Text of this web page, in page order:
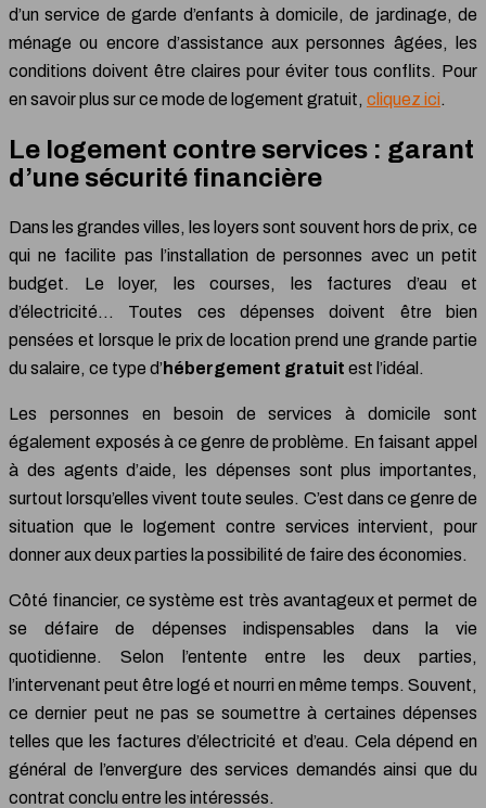
d’un service de garde d’enfants à domicile, de jardinage, de
ménage ou encore d’assistance aux personnes âgées, les
conditions doivent être claires pour éviter tous conflits. Pour
en savoir plus sur ce mode de logement gratuit, cliquez ici.
Le logement contre services : garant
d’une sécurité financière
Dans les grandes villes, les loyers sont souvent hors de prix, ce
qui ne facilite pas l’installation de personnes avec un petit
budget. Le loyer, les courses, les factures d’eau et
d’électricité… Toutes ces dépenses doivent être bien
pensées et lorsque le prix de location prend une grande partie
du salaire, ce type d’hébergement gratuit est l’idéal.
Les personnes en besoin de services à domicile sont
également exposés à ce genre de problème. En faisant appel
à des agents d’aide, les dépenses sont plus importantes,
surtout lorsqu’elles vivent toute seules. C’est dans ce genre de
situation que le logement contre services intervient, pour
donner aux deux parties la possibilité de faire des économies.
Côté financier, ce système est très avantageux et permet de
se défaire de dépenses indispensables dans la vie
quotidienne. Selon l’entente entre les deux parties,
l’intervenant peut être logé et nourri en même temps. Souvent,
ce dernier peut ne pas se soumettre à certaines dépenses
telles que les factures d’électricité et d’eau. Cela dépend en
général de l’envergure des services demandés ainsi que du
contrat conclu entre les intéressés.